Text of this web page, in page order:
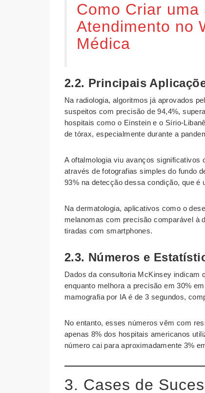
Como Criar
Atendimento no
Médica
2.2. Principais
Na radiologia, algoritmos já aprovados
suspeitos com precisão de 94,4%,
hospitais como o Einstein e o Sírio-
de tórax, especialmente durante a
A oftalmologia viu avanços significativos
através de fotografias simples do fundo
93% na detecção dessa condição, que
Na dermatologia, aplicativos como o
melanomas com precisão comparável à
tiradas com smartphones.
2.3. Números e
Dados da consultoria McKinsey indicam
enquanto melhora a precisão em 30%
mamografia por IA é de 3 segundos,
No entanto, esses números vêm com
apenas 8% dos hospitais americanos
número cai para aproximadamente 3%
3. Cases de